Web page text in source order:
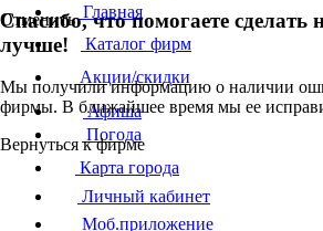
Отменить
Спасибо, что помогаете сделать
лучше!
Мы получили информацию о наличии
фирмы. В ближайшее время мы ее
Вернуться к фирме
Главная
Каталог фирм
Акции/скидки
Афиша
Погода
Карта города
Личный кабинет
Моб.приложение